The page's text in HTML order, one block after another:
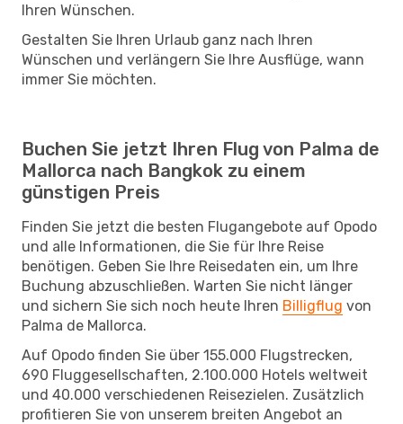
Ihren Wünschen.
Gestalten Sie Ihren Urlaub ganz nach Ihren
Wünschen und verlängern Sie Ihre Ausflüge, wann
immer Sie möchten.
Buchen Sie jetzt Ihren Flug von Palma de
Mallorca nach Bangkok zu einem
günstigen Preis
Finden Sie jetzt die besten Flugangebote auf Opodo
und alle Informationen, die Sie für Ihre Reise
benötigen. Geben Sie Ihre Reisedaten ein, um Ihre
Buchung abzuschließen. Warten Sie nicht länger
und sichern Sie sich noch heute Ihren Billigflug von
Palma de Mallorca.
Auf Opodo finden Sie über 155.000 Flugstrecken,
690 Fluggesellschaften, 2.100.000 Hotels weltweit
und 40.000 verschiedenen Reisezielen. Zusätzlich
profitieren Sie von unserem breiten Angebot an